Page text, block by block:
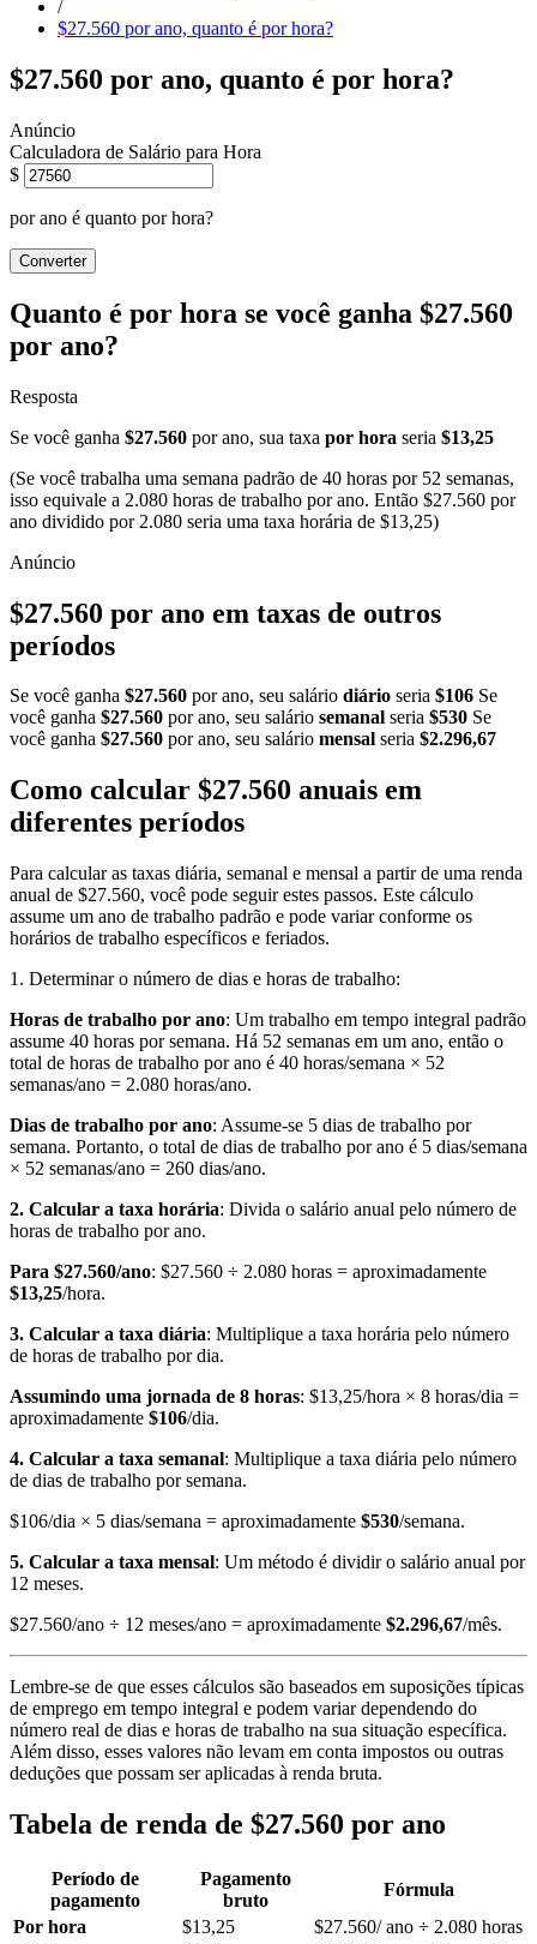
/
$27.560 por ano, quanto é por hora?
$27.560 por ano, quanto é por hora?
Calculadora de Salário para Hora
$
por ano é quanto por hora?
Converter
Quanto é por hora se você ganha $27.560
por ano?
Resposta
Se você ganha $27.560 por ano, sua taxa por hora seria $13,25
(Se você trabalha uma semana padrão de 40 horas por 52 semanas,
isso equivale a 2.080 horas de trabalho por ano. Então $27.560 por
ano dividido por 2.080 seria uma taxa horária de $13,25)
$27.560 por ano em taxas de outros
períodos
Se você ganha $27.560 por ano, seu salário diário seria $106 Se
você ganha $27.560 por ano, seu salário semanal seria $530 Se
você ganha $27.560 por ano, seu salário mensal seria $2.296,67
Como calcular $27.560 anuais em
diferentes períodos
Para calcular as taxas diária, semanal e mensal a partir de uma renda
anual de $27.560, você pode seguir estes passos. Este cálculo
assume um ano de trabalho padrão e pode variar conforme os
horários de trabalho específicos e feriados.
1. Determinar o número de dias e horas de trabalho:
Horas de trabalho por ano: Um trabalho em tempo integral padrão
assume 40 horas por semana. Há 52 semanas em um ano, então o
total de horas de trabalho por ano é 40 horas/semana × 52
semanas/ano = 2.080 horas/ano.
Dias de trabalho por ano: Assume-se 5 dias de trabalho por
semana. Portanto, o total de dias de trabalho por ano é 5 dias/semana
× 52 semanas/ano = 260 dias/ano.
2. Calcular a taxa horária: Divida o salário anual pelo número de
horas de trabalho por ano.
Para $27.560/ano: $27.560 ÷ 2.080 horas = aproximadamente
$13,25/hora.
3. Calcular a taxa diária: Multiplique a taxa horária pelo número
de horas de trabalho por dia.
Assumindo uma jornada de 8 horas: $13,25/hora × 8 horas/dia =
aproximadamente $106/dia.
4. Calcular a taxa semanal: Multiplique a taxa diária pelo número
de dias de trabalho por semana.
$106/dia × 5 dias/semana = aproximadamente $530/semana.
5. Calcular a taxa mensal: Um método é dividir o salário anual por
12 meses.
$27.560/ano ÷ 12 meses/ano = aproximadamente $2.296,67/mês.
Lembre-se de que esses cálculos são baseados em suposições típicas
de emprego em tempo integral e podem variar dependendo do
número real de dias e horas de trabalho na sua situação específica.
Além disso, esses valores não levam em conta impostos ou outras
deduções que possam ser aplicadas à renda bruta.
Tabela de renda de $27.560 por ano
Período de
pagamento
Pagamento
bruto
Fórmula
Por hora
$13,25
$27.560/ ano ÷ 2.080 horas